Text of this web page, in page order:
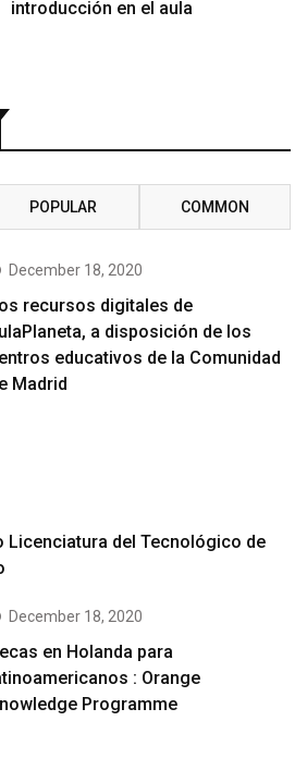
introducción en el aula
POPULAR COMMON
December 18, 2020
recursos digitales de
a disposición de los
educativos de la Comunidad
Madrid
Licenciatura del Tecnológico de
December 18, 2020
en Holanda para
: Orange
Programme